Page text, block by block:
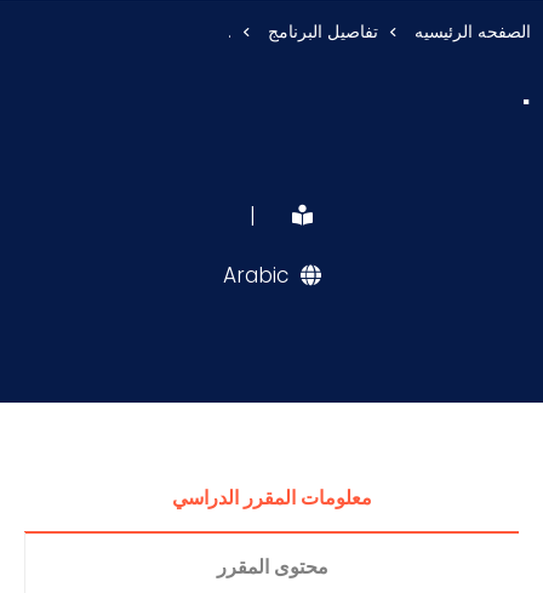
الصفحه الرئيسيه تفاصيل البرنامج .
.
|
Arabic
معلومات المقرر الدراسي
محتوى المقرر